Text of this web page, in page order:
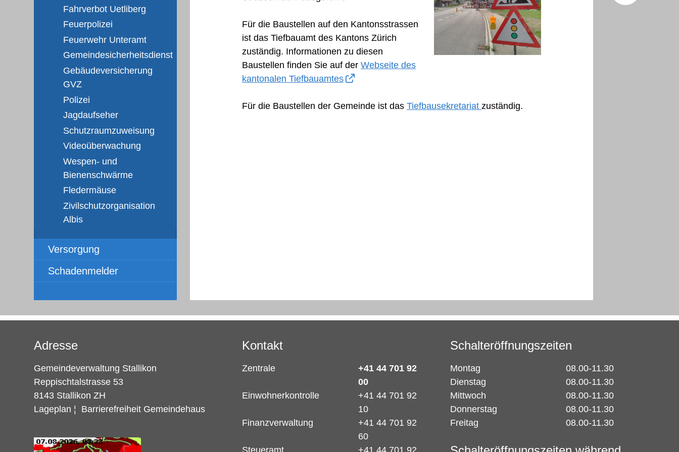
Fahrverbot Uetliberg
Feuerpolizei
Feuerwehr Unteramt
Gemeindesicherheitsdienst
Gebäudeversicherung
GVZ
Polizei
Jagdaufseher
Schutzraumzuweisung
Videoüberwachung
Wespen- und
Bienenschwärme
Fledermäuse
Zivilschutzorganisation
Albis
Versorgung
Schadenmelder
Für die Baustellen auf den Kantonsstrassen
ist das Tiefbauamt des Kantons Zürich
zuständig. Informationen zu diesen
Baustellen finden Sie auf der Webseite des
kantonalen Tiefbauamtes
Für die Baustellen der Gemeinde ist das Tiefbausekretariat zuständig.
Adresse
Gemeindeverwaltung Stallikon
Reppischtalstrasse 53
8143 Stallikon ZH
Lageplan ¦ Barrierefreiheit Gemeindehaus
Kontakt
Zentrale
+41 44 701 92
00
Einwohnerkontrolle
+41 44 701 92
10
Finanzverwaltung
+41 44 701 92
60
Schalteröffnungszeiten
Montag
08.00-11.30
Dienstag
08.00-11.30
Mittwoch
08.00-11.30
Donnerstag
08.00-11.30
Freitag
08.00-11.30